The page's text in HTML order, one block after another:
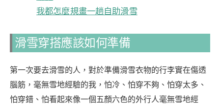
我都怎麼規畫一趟自助滑雪
滑雪穿搭應該如何準備
第一次要去滑雪的人， 對於準備滑雪衣物的行李實在傷透
腦筋，毫無雪地經驗的我， 怕冷、怕穿不夠、怕穿太多、
怕穿錯、怕看起來像一個五顏六色的外行人毫無雪地經